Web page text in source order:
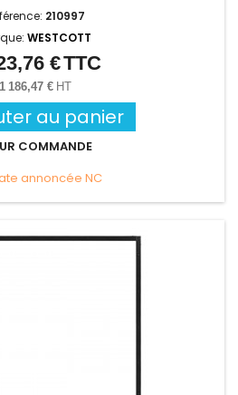
210997
WESTCOTT
Prix€TTC
1 186,47 € HT
au panier
COMMANDE
annoncée NC